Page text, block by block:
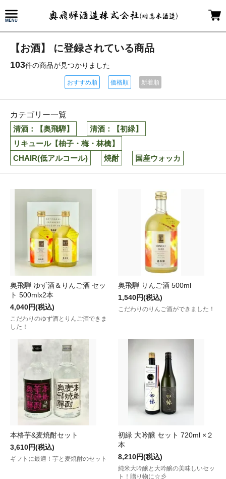
【お酒】 に登録されている商品
103件の商品が見つかりました
おすすめ順 価格順 新着順
カテゴリー一覧
清酒：【奥飛騨】
清酒：【初緑】
リキュール【柚子・梅・林檎】
CHAIR(低アルコール)
焼酎 国産ウォッカ
奥飛騨 ゆず酒＆りんご酒 セッ
ト 500mlx2本
4,040円(税込)
こだわりのゆず酒とりんご酒できま
した！
奥飛騨 りんご酒 500ml
1,540円(税込)
こだわりのりんご酒ができました！
本格芋&麦焼酎セット
3,610円(税込)
ギフトに最適！芋と麦焼酎のセット
初緑 大吟醸 セット 720ml ×２
本
8,210円(税込)
純米大吟醸と大吟醸の美味しいセッ
ト！贈り物に☆彡